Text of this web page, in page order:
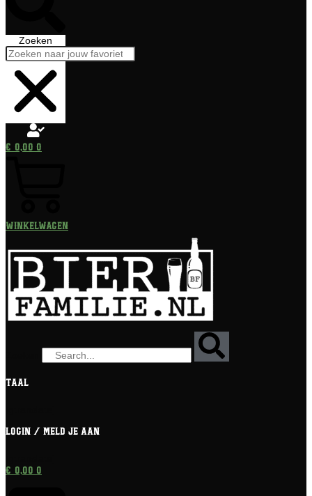
Zoeken
€0,00 0
Winkelwagen
Taal
Login / meld je aan
€ 0,00 0